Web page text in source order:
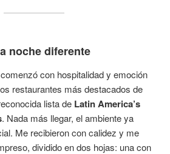
noche diferente
con hospitalidad y emoción
restaurantes más destacados de
lista de Latin America’s
. Nada más llegar, el ambiente ya
Me recibieron con calidez y me
dividido en dos hojas: una con